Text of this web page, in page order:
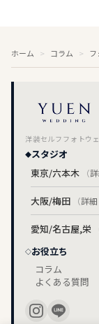
ホーム コラム
洋装セルフフォトウ
スタジオ
東京/六本木
（
大阪/梅田 （詳細
愛知/名古屋,栄
お役立ち
コラム
よくある質問